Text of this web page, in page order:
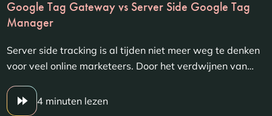
Google Tag Gateway vs Server Side Google Tag
Manager
Server side tracking is al tijden niet meer weg te denken
voor veel online marketeers. Door het verdwijnen van…
4 minuten lezen